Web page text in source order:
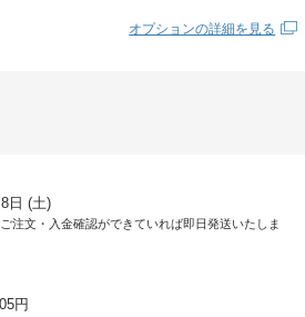
オプションの詳細を見る
日 (土)
注文・入金確認ができていれば即日発送いたしま
円